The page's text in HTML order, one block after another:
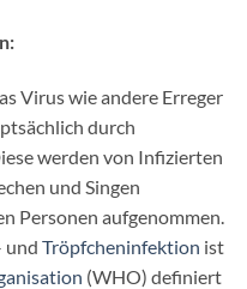
Virus wie andere Erreger
durch
werden von Infizierten
und Singen
Personen aufgenommen.
und Tröpfcheninfektion ist
(WHO) definiert